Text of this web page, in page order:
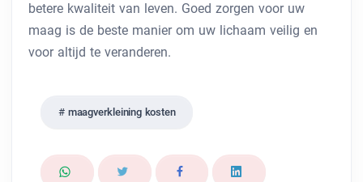
betere kwaliteit van leven. Goed zorgen voor uw
maag is de beste manier om uw lichaam veilig en
voor altijd te veranderen.
maagverkleining kosten